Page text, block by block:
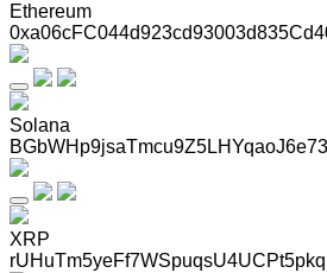
Ethereum
Solana
XRP